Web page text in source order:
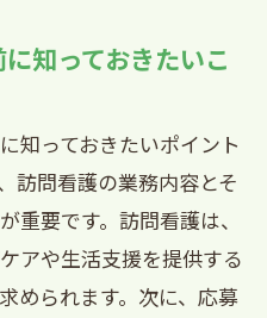
リアアップを目指す
ライベートの両立方
の社会的意義
探す地域医療のプロ
知っておきたいこ
知っておきたいポイント
訪問看護の業務内容とそ
重要です。訪問看護は、
アや生活支援を提供する
められます。次に、応募